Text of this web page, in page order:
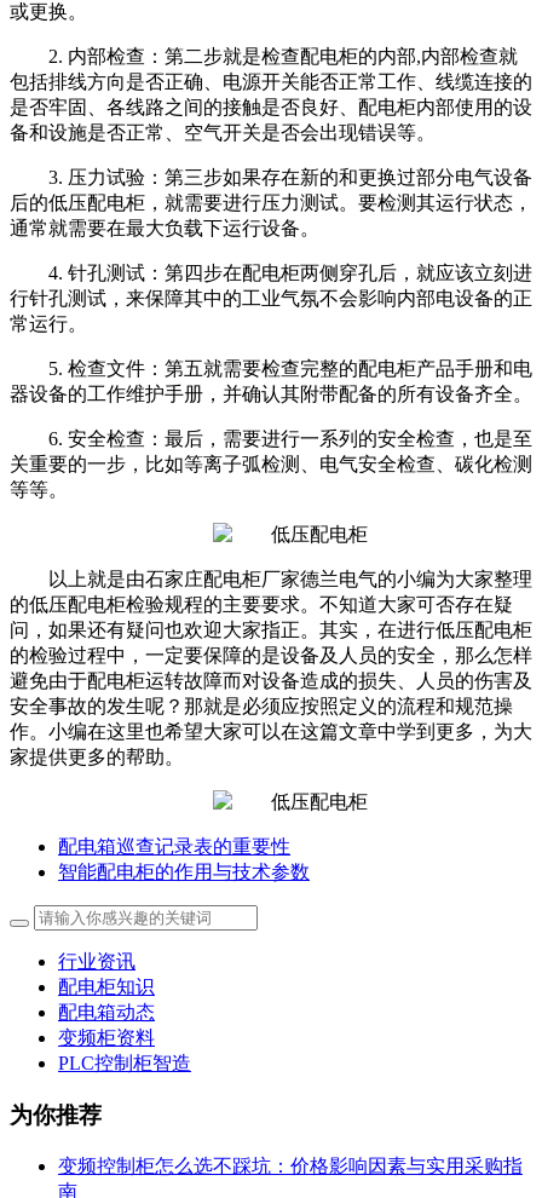
或更换。
2. 内部检查：第二步就是检查配电柜的内部,内部检查就
包括排线方向是否正确、电源开关能否正常工作、线缆连接的
是否牢固、各线路之间的接触是否良好、配电柜内部使用的设
备和设施是否正常、空气开关是否会出现错误等。
3. 压力试验：第三步如果存在新的和更换过部分电气设备
后的低压配电柜，就需要进行压力测试。要检测其运行状态，
通常就需要在最大负载下运行设备。
4. 针孔测试：第四步在配电柜两侧穿孔后，就应该立刻进
行针孔测试，来保障其中的工业气氛不会影响内部电设备的正
常运行。
5. 检查文件：第五就需要检查完整的配电柜产品手册和电
器设备的工作维护手册，并确认其附带配备的所有设备齐全。
6. 安全检查：最后，需要进行一系列的安全检查，也是至
关重要的一步，比如等离子弧检测、电气安全检查、碳化检测
等等。
以上就是由石家庄配电柜厂家德兰电气的小编为大家整理
的低压配电柜检验规程的主要要求。不知道大家可否存在疑
问，如果还有疑问也欢迎大家指正。其实，在进行低压配电柜
的检验过程中，一定要保障的是设备及人员的安全，那么怎样
避免由于配电柜运转故障而对设备造成的损失、人员的伤害及
安全事故的发生呢？那就是必须应按照定义的流程和规范操
作。小编在这里也希望大家可以在这篇文章中学到更多，为大
家提供更多的帮助。
配电箱巡查记录表的重要性
智能配电柜的作用与技术参数
行业资讯
配电柜知识
配电箱动态
变频柜资料
PLC控制柜智造
为你推荐
变频控制柜怎么选不踩坑：价格影响因素与实用采购指
南